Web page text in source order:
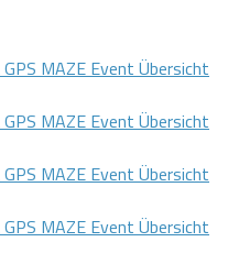
MAZE Event Übersicht
MAZE Event Übersicht
MAZE Event Übersicht
MAZE Event Übersicht